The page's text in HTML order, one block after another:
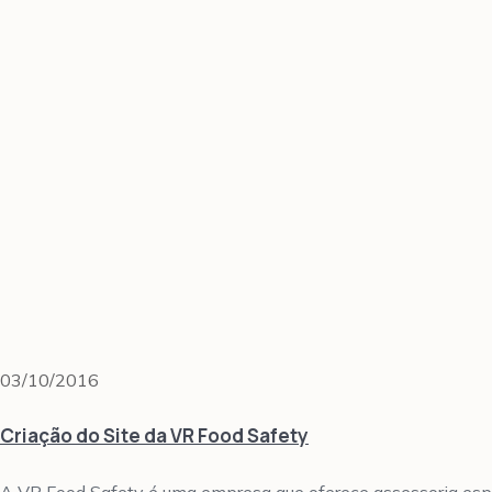
03/10/2016
Criação do Site da VR Food Safety